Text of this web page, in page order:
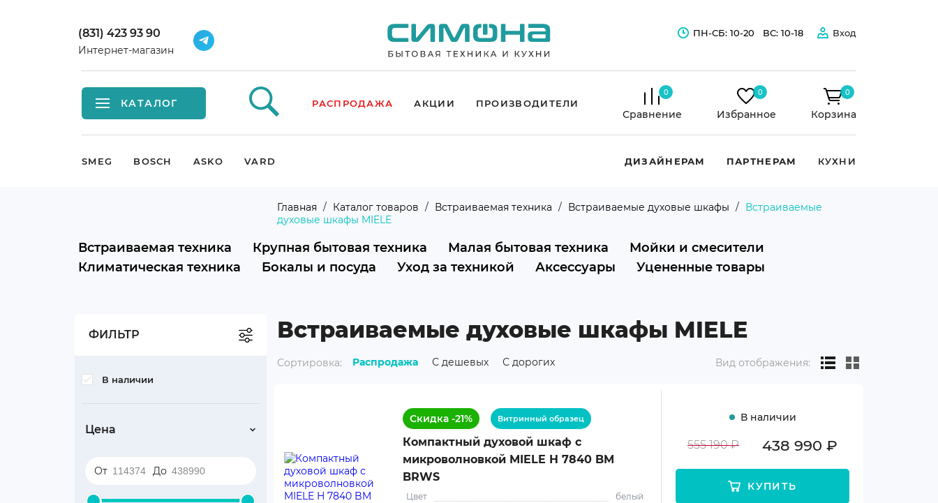
(831) 423 93 90
Интернет-магазин
ПН-СБ: 10-20 ВС: 10-18 Вход
КАТАЛОГ
Аксессуары для бытовой
РАСПРОДАЖА АКЦИИ ПРОИЗВОДИТЕЛИ
Сравнение
0
Избранное
0
Корзина
0
SMEG BOSCH ASKO VARD ДИЗАЙНЕРАМ ПАРТНЕРАМ КУХНИ
Главная Каталог товаров Встраиваемая техника Встраиваемые духовые шкафы
Встраиваемые
духовые шкафы MIELE
Встраиваемая техника Крупная бытовая техника Малая бытовая техника
Мойки и смесители
Климатическая техника
Бокалы и посуда Уход за техникой Аксессуары Уцененные товары
Встраиваемые духовые шкафы MIELE
Сортировка: Распродажа С дешевых С дорогих Вид отображения:
Скидка -21% Витринный образец
Компактный духовой шкаф с
микроволновкой MIELE H 7840 BM
BRWS
Цвет
белый
В наличии
555 190 ₽ 438 990 ₽
КУПИТЬ
ФИЛЬТР
В наличии
Цена
От До